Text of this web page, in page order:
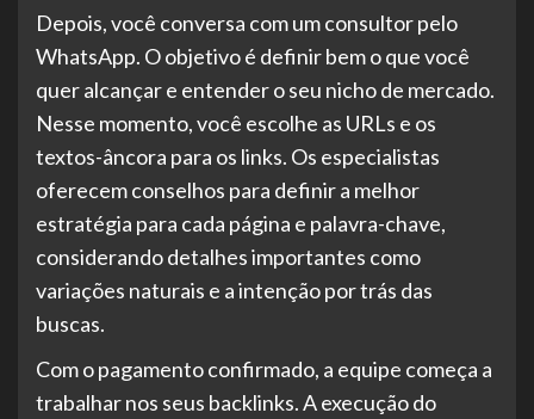
Depois, você conversa com um consultor pelo
WhatsApp. O objetivo é definir bem o que você
quer alcançar e entender o seu nicho de mercado.
Nesse momento, você escolhe as URLs e os
textos-âncora para os links. Os especialistas
oferecem conselhos para definir a melhor
estratégia para cada página e palavra-chave,
considerando detalhes importantes como
variações naturais e a intenção por trás das
buscas.
Com o pagamento confirmado, a equipe começa a
trabalhar nos seus backlinks. A execução do